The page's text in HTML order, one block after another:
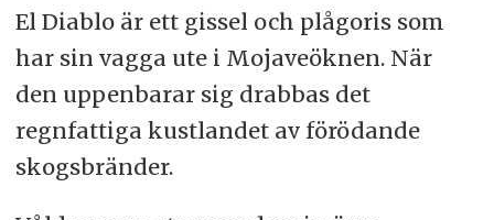
El Diablo är ett gissel och plågoris som
har sin vagga ute i Mojaveöknen. När
den uppenbarar sig drabbas det
regnfattiga kustlandet av förödande
skogsbränder.